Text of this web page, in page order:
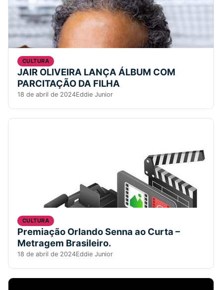
CULTURA
JAIR OLIVEIRA LANÇA ÁLBUM COM
PARCITAÇÃO DA FILHA
18 de abril de 2024Eddie Junior
CULTURA
Premiação Orlando Senna ao Curta –
Metragem Brasileiro.
18 de abril de 2024Eddie Junior